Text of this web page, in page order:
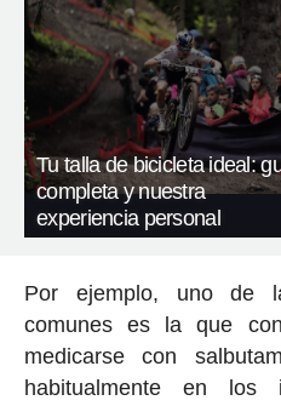
Tu talla de bicicleta ideal:
completa y nuestra
experiencia personal
Por ejemplo, uno de
comunes es la que
medicarse con
habitualmente en los